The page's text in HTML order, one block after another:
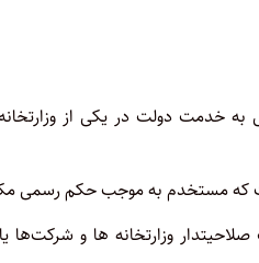
خدمت دولت در یکی از
که مستخدم به موجب حکم رسمی
وزارتخانه ها و شرکتها